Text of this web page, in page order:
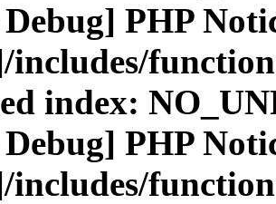
PHP
index:
PHP